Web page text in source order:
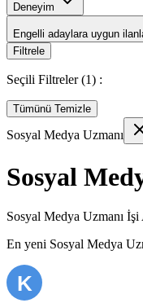
Deneyim
Engelli adaylara uygun
Filtrele
Seçili Filtreler (1) :
Tümünü Temizle
Sosyal Medya Uzmanı
Sosyal
Sosyal Medya Uzmanı
En yeni Sosyal Medya
K